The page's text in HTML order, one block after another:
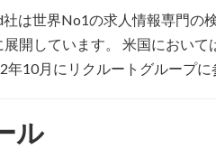
社は世界No1の求人情報専門の
展開しています。 米国におい
年10月にリクルートグループ
ル